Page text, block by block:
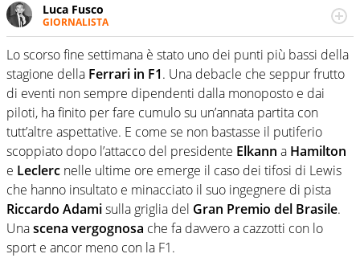
Luca Fusco
GIORNALISTA
Giornalista multimediale. Quando si accendono i motori,
lui sgasa, impenna, derapa. E spesso e volentieri finisce
sul podio
Lo scorso fine settimana è stato uno dei punti più bassi della
stagione della Ferrari in F1. Una debacle che seppur frutto
di eventi non sempre dipendenti dalla monoposto e dai
piloti, ha finito per fare cumulo su un’annata partita con
tutt’altre aspettative. E come se non bastasse il putiferio
scoppiato dopo l’attacco del presidente Elkann a Hamilton
e Leclerc nelle ultime ore emerge il caso dei tifosi di Lewis
che hanno insultato e minacciato il suo ingegnere di pista
Riccardo Adamisulla griglia del Gran Premio del Brasile.
Unascena vergognosa che fa davvero a cazzotti con lo
sport e ancor meno con la F1.